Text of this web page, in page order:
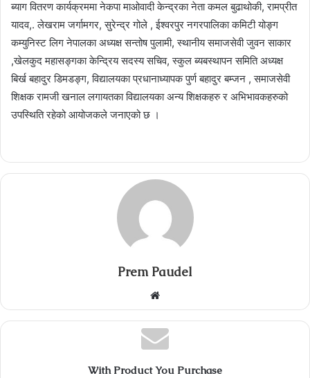
ब्याग वितरण कार्यक्रममा नेकपा माओवादी केन्द्रका नेता कमल बुढाथोकी, रामप्रीत
यादव,. लेखराम जर्गामगर, सुरेन्द्र गोले , ईश्वरपुर नगरपालिका कमिटी योङ्ग
कम्युनिस्ट लिग नेपालका अध्यक्ष सन्तोष पुलामी, स्थानीय समाजसेवी जुवन साकार
,खेलकुद महासङ्गका केन्द्रिय सदस्य सचिव, स्कुल ब्यबस्थापन समिति अध्यक्ष
बिर्ख बहादुर डिमडङ्ग, विद्यालयका प्रधानाध्यापक पुर्ण बहादुर बम्जन , समाजसेवी
शिक्षक रामजी खनाल लगायतका विद्यालयका अन्य शिक्षकहरु र अभिभावकहरुको
उपस्थिति रहेको आयोजकले जनाएको छ ।
Prem Paudel
Website
With Product You Purchase